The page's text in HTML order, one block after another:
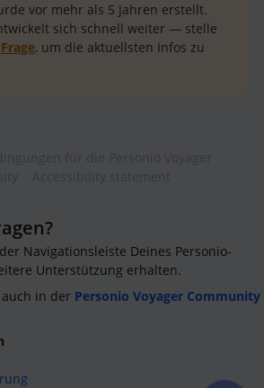
vor mehr als 5 Jahren erstellt.
sich schnell weiter — stelle
, um die aktuellsten Infos zu
Navigationsleiste Deines Personio-
Unterstützung erhalten.
auch in der Personio Voyager Community